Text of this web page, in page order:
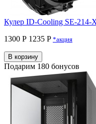
Кулер ID-Cooling SE-
1300 Р 1235 P *акция
В корзину
Подарим 180 бонусов